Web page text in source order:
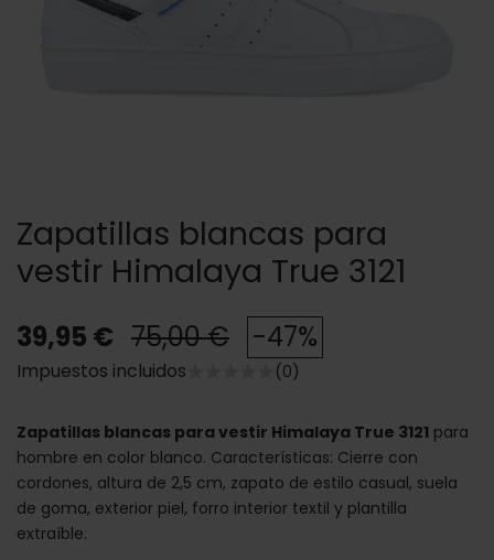
Zapatillas blancas para
vestir Himalaya True 3121
39,95 € 75,00 € -47%
Impuestos incluidos (0)
Zapatillas blancas para vestir Himalaya True 3121 para
hombre en color blanco. Características: Cierre con
cordones, altura de 2,5 cm, zapato de estilo casual, suela
de goma, exterior piel, forro interior textil y plantilla
extraíble.